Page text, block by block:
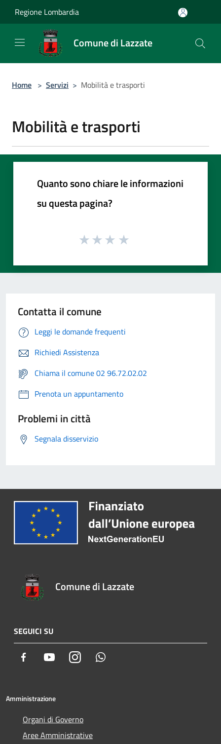
Regione Lombardia
Comune di Lazzate
Home > Servizi > Mobilità e trasporti
Mobilità e trasporti
Quanto sono chiare le informazioni
su questa pagina?
Contatta il comune
Leggi le domande frequenti
Richiedi Assistenza
Chiama il comune 02 96.72.02.02
Prenota un appuntamento
Problemi in città
Segnala disservizio
Comune di Lazzate
SEGUICI SU
Facebook YoutubeInstagram
Amministrazione
Organi di Governo
Aree Amministrative